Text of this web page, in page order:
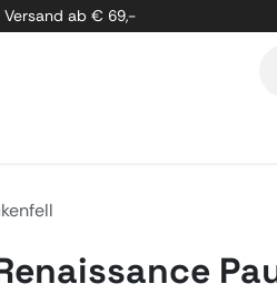
Versand ab € 69,-